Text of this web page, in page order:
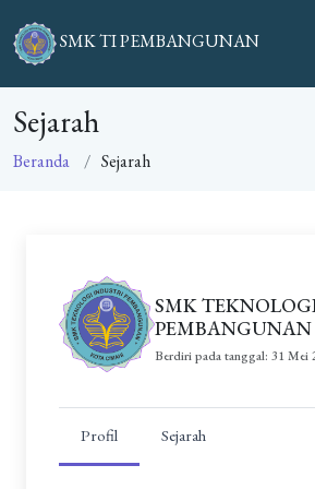
SMK TI PEMBANGUNAN
Sejarah
Beranda Sejarah
SMK
Berdiri pada tanggal: 31 Mei
Profil Sejarah